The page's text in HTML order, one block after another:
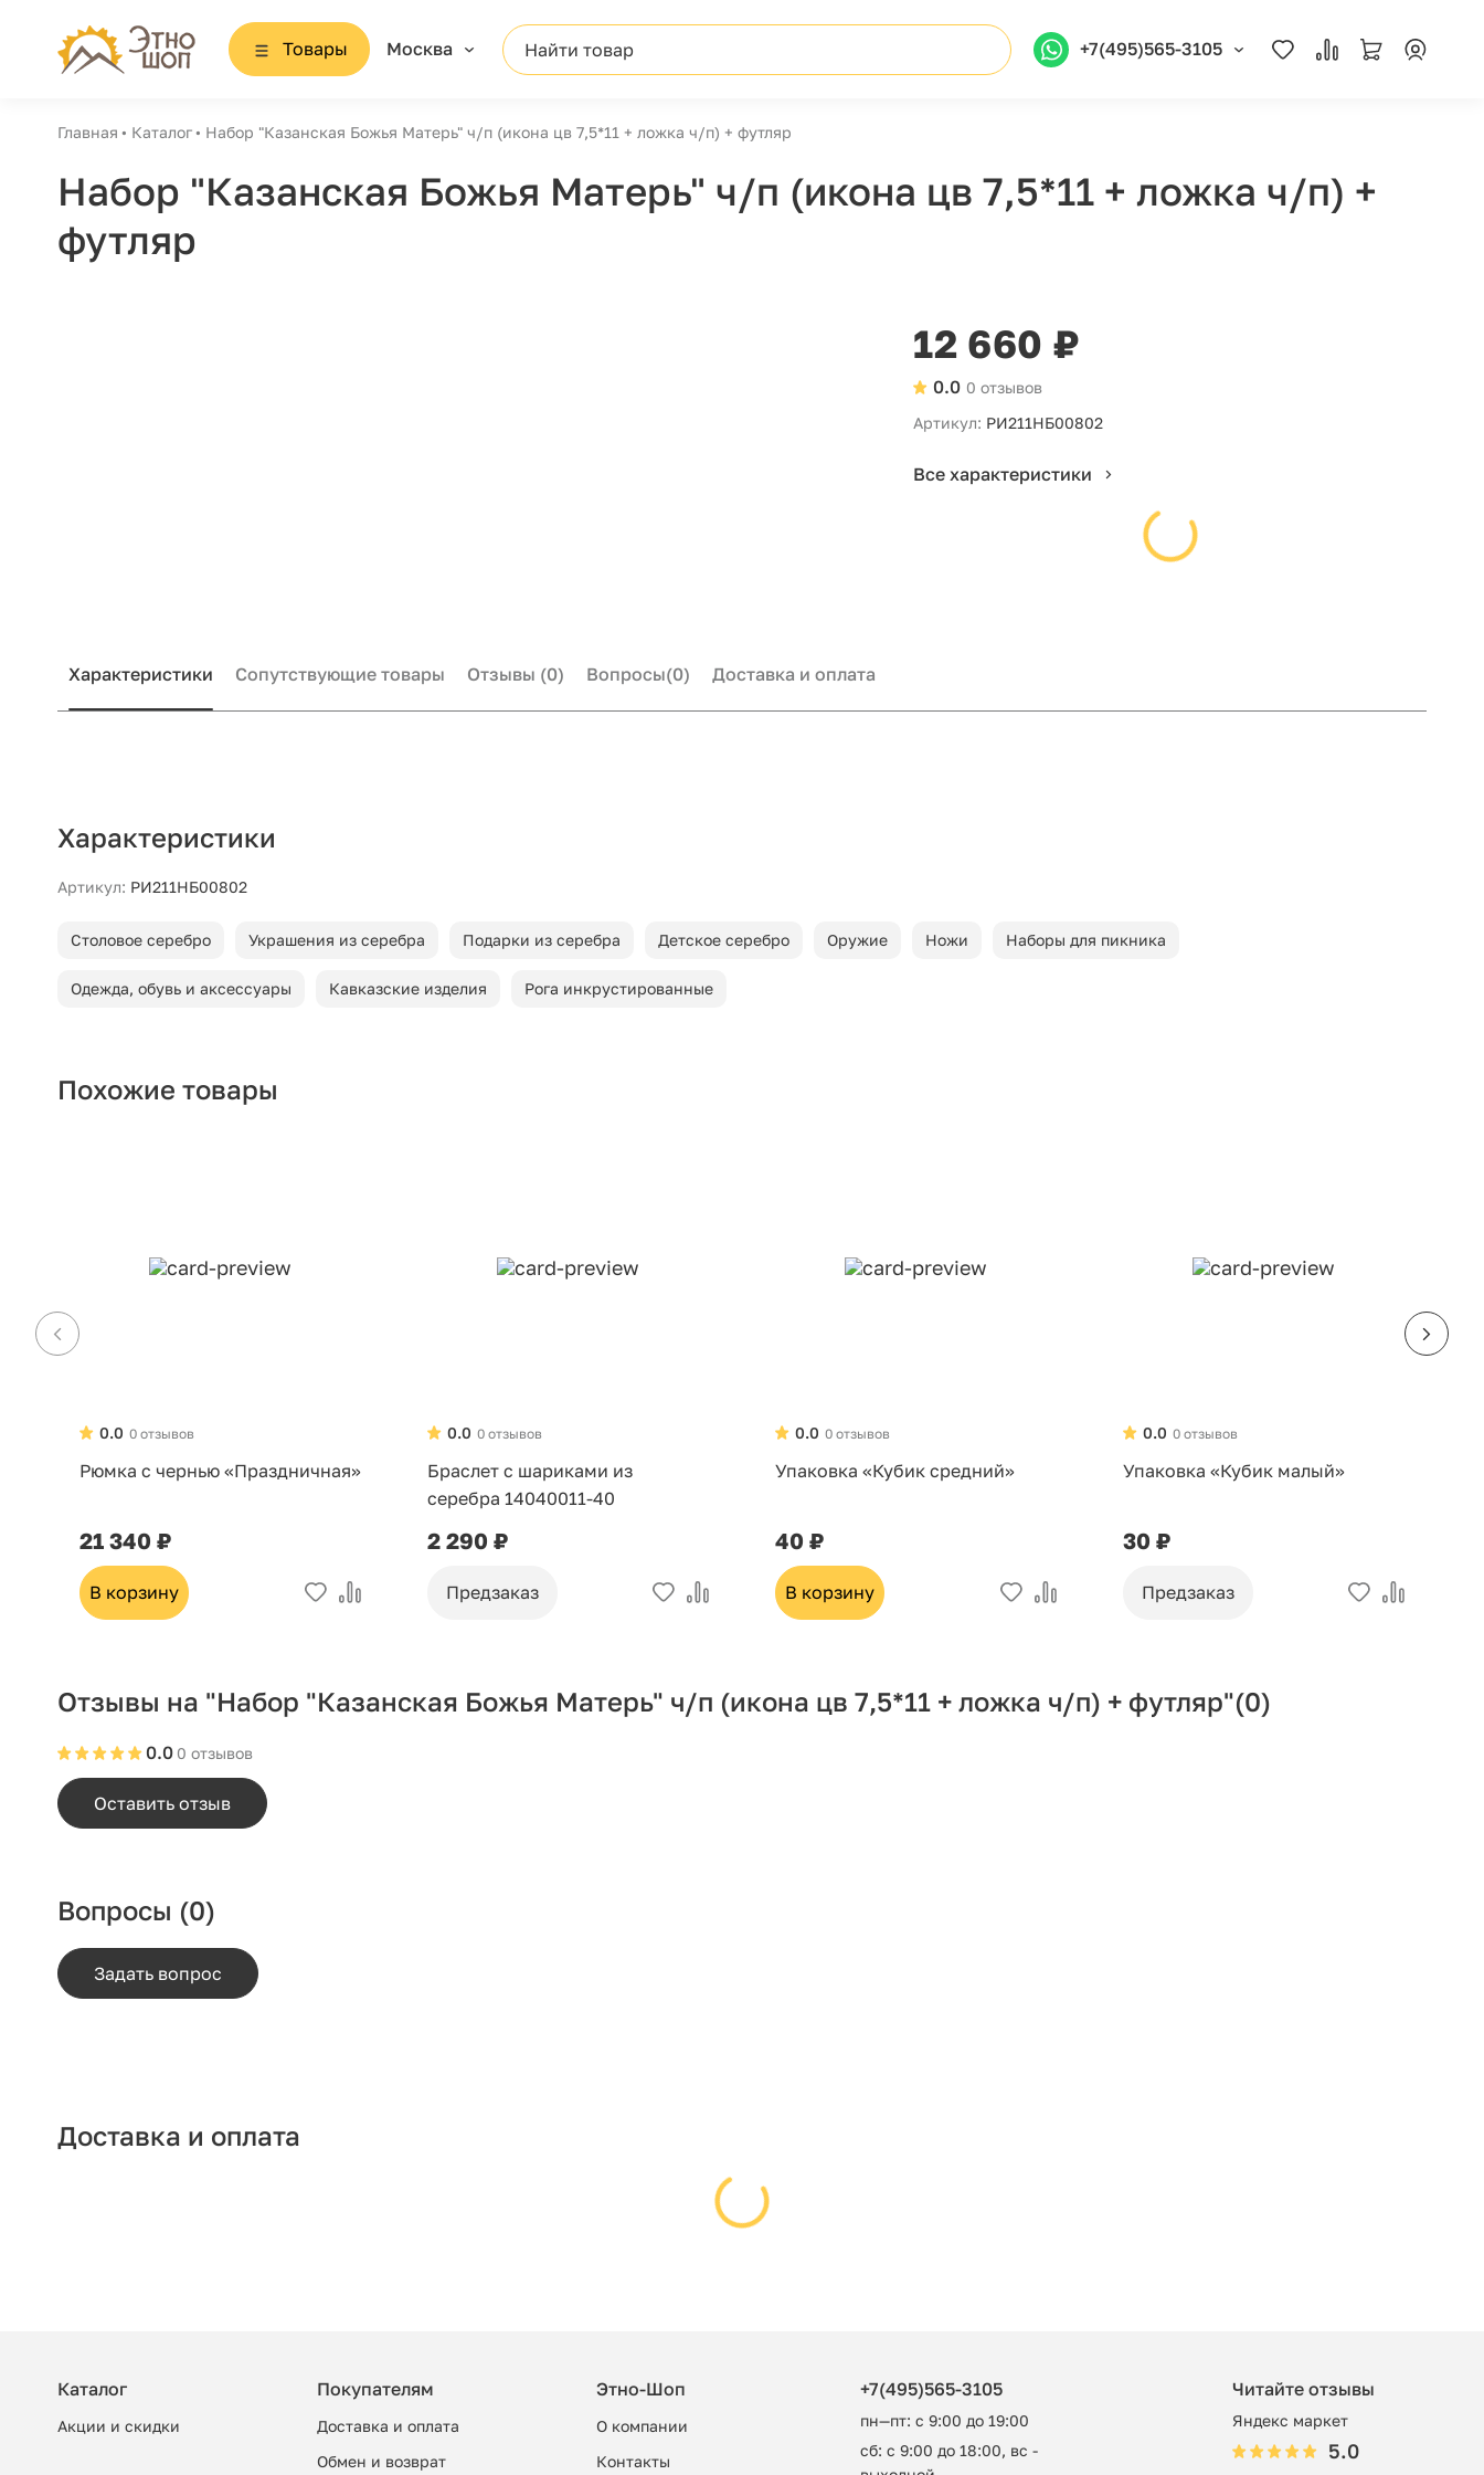
Товары Москва Найти товар +7(495)565-3105
Главная Каталог Набор "Казанская Божья Матерь" ч/п (икона цв 7,5*11 + ложка ч/п) + футляр
Набор "Казанская Божья Матерь" ч/п (икона цв 7,5*11 + ложка ч/п) +
футляр
12 660 ₽
0 отзывов
0.0
Артикул: РИ211НБ00802
Все характеристики
Характеристики Сопутствующие товары Отзывы (0) Вопросы(0) Доставка и оплата
Характеристики
Артикул: РИ211НБ00802
Столовое серебро Украшения из серебра Подарки из серебра Детское серебро Оружие Ножи Наборы для пикника
Одежда, обувь и аксессуары Кавказские изделия Рога инкрустированные
Похожие товары
0 отзывов
0.0
Рюмка с чернью «Праздничная»
21 340 ₽
В корзину
0 отзывов
0.0
Браслет с шариками из
серебра 14040011-40
2 290 ₽
Предзаказ
0 отзывов
0.0
Упаковка «Кубик средний»
40 ₽
В корзину
0 отзывов
0.0
Упаковка «Кубик малый»
30 ₽
Предзаказ
Отзывы на "Набор "Казанская Божья Матерь" ч/п (икона цв 7,5*11 + ложка ч/п) + футляр"(0)
0 отзывов
0.0
Оставить отзыв
Вопросы (0)
Задать вопрос
Доставка и оплата
Каталог
Акции и скидки
Покупателям
Доставка и оплата
Обмен и возврат
Этно-Шоп
О компании
Контакты
+7(495)565-3105
пн—пт: с 9:00 до 19:00
сб: с 9:00 до 18:00, вс -
Читайте отзывы
Яндекс маркет
5.0